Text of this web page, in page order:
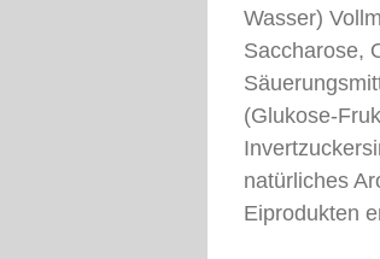
Wasser)
Saccharose,
(Glukose-
natürliches
Eiprodukten